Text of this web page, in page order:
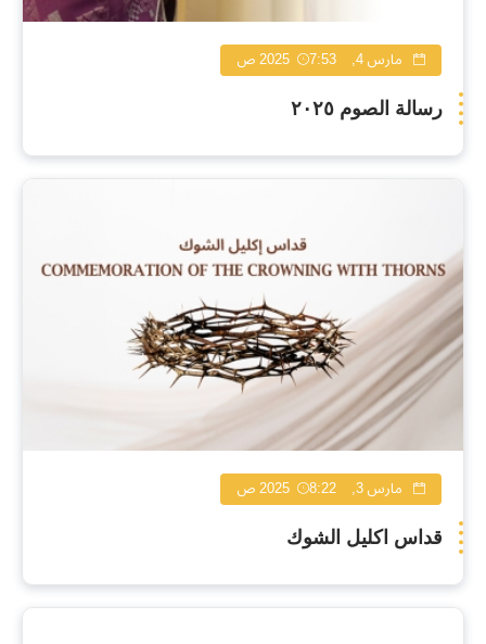
مارس 4, 2025 7:53 ص
رسالة الصوم ٢٠٢٥
مارس 3, 2025 8:22 ص
قداس اكليل الشوك